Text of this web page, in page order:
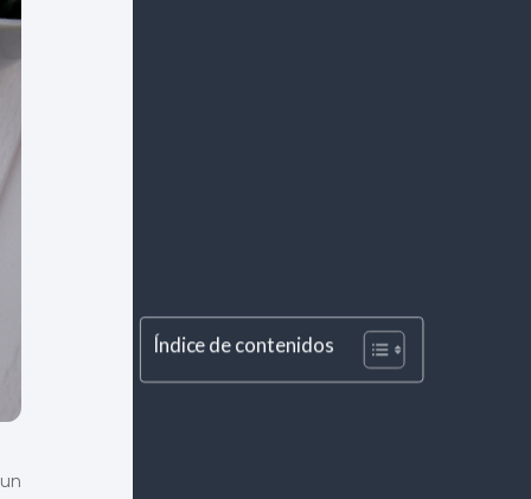
Índice de contenidos